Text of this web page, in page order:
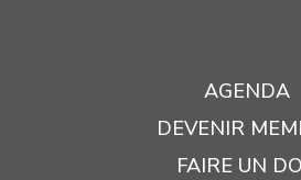
AGENDA
DEVENIR
FAIRE UN